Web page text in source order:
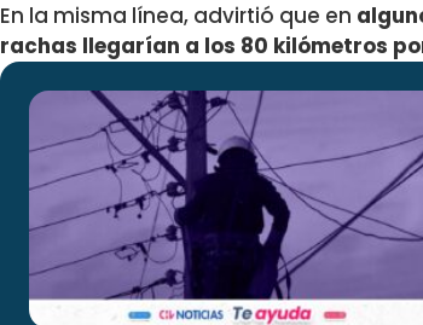
En la misma línea, advirtió que en
rachas llegarían a los 80 kilómetros